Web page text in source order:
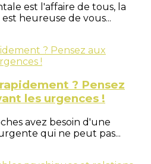
est l'affaire de tous, la
heureuse de vous...
? Pensez
les urgences !
avez besoin d'une
qui ne peut pas...